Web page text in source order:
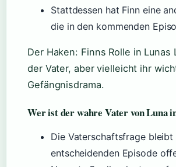
Stattdessen hat Finn eine
die in den kommenden
Der Haken: Finns Rolle in
der Vater, aber vielleicht ihr
Gefängnisdrama.
Wer ist der wahre Vater von Luna
Die Vaterschaftsfrage
entscheidenden Episode